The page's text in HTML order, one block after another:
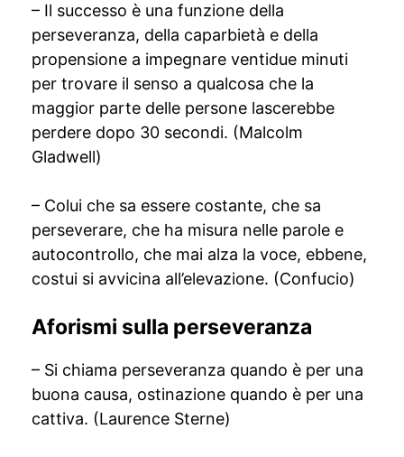
– Il successo è una funzione della
perseveranza, della caparbietà e della
propensione a impegnare ventidue minuti
per trovare il senso a qualcosa che la
maggior parte delle persone lascerebbe
perdere dopo 30 secondi. (Malcolm
Gladwell)
– Colui che sa essere costante, che sa
perseverare, che ha misura nelle parole e
autocontrollo, che mai alza la voce, ebbene,
costui si avvicina all’elevazione. (Confucio)
Aforismi sulla perseveranza
– Si chiama perseveranza quando è per una
buona causa, ostinazione quando è per una
cattiva. (Laurence Sterne)